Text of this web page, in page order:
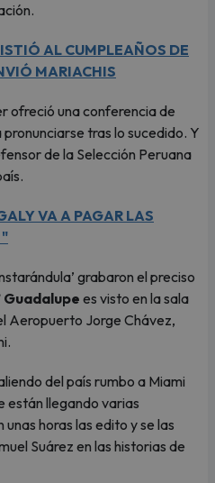
AL CUMPLEAÑOS DE
MARIACHIS
ofreció una conferencia de
tras lo sucedido. Y
de la Selección Peruana
VA A PAGAR LAS
"
grabaron el preciso
Guadalupe es visto en la sala
Aeropuerto Jorge Chávez,
del país rumbo a Miami
están llegando varias
horas las edito y se las
Suárez en las historias de